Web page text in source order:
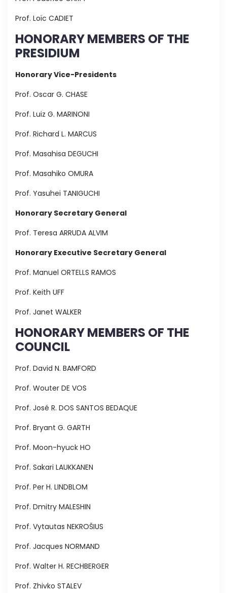
Prof. Loïc CADIET
HONORARY MEMBERS OF THE
PRESIDIUM
Honorary Vice-Presidents
Prof. Oscar G. CHASE
Prof. Luiz G. MARINONI
Prof. Richard L. MARCUS
Prof. Masahisa DEGUCHI
Prof. Masahiko OMURA
Prof. Yasuhei TANIGUCHI
Honorary Secretary General
Prof. Teresa ARRUDA ALVIM
Honorary Executive Secretary General
Prof. Manuel ORTELLS RAMOS
Prof. Keith UFF
Prof. Janet WALKER
HONORARY MEMBERS OF THE
COUNCIL
Prof. David N. BAMFORD
Prof. Wouter DE VOS
Prof. José R. DOS SANTOS BEDAQUE
Prof. Bryant G. GARTH
Prof. Moon-hyuck HO
Prof. Sakari LAUKKANEN
Prof. Per H. LINDBLOM
Prof. Dmitry MALESHIN
Prof. Vytautas NEKROŠIUS
Prof. Jacques NORMAND
Prof. Walter H. RECHBERGER
Prof. Zhivko STALEV